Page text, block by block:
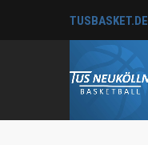
TUSBASKET.DE